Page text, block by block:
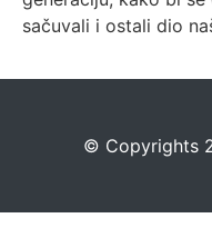
sačuvali i ostali dio
©️ Copyrights